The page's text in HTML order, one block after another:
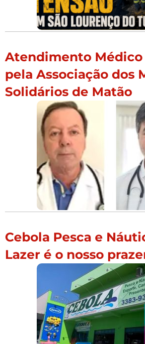
Atendimento
pela Associação dos
Solidários de Matão
Cebola Pesca e
Lazer é o nosso